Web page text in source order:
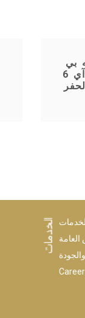
بي
آي 6A / 16A / 16C لمنتجات ايه